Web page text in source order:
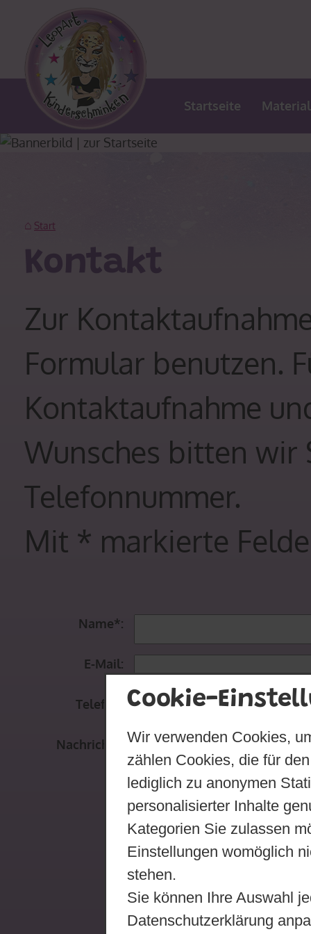
Cookie-
Wir verwenden Cookies,
zählen Cookies, die für
lediglich zu anonymen
personalisierter Inhalte
Kategorien Sie zulassen
Einstellungen womöglich
stehen.
Sie können Ihre Auswahl
Datenschutzerklärung
Startseite
Start
Kontakt
Zur
Formular benutzen.
Kontaktaufnahme
Wunsches bitten wir
Telefonnummer.
Mit * markierte
Name*:
E-Mail:
Telefon:
Nachricht*: